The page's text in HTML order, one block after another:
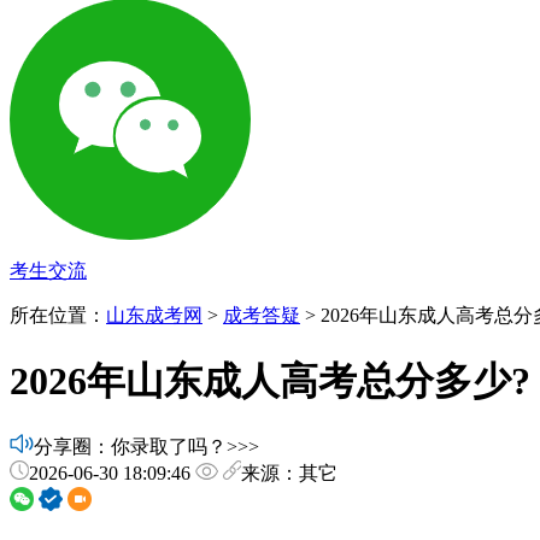
考生交流
所在位置： 山东成考网 > 成考答疑 > 2026年山东成人高考总分
2026年山东成人高考总分多少?
分享圈：你录取了吗？>>>
2026-06-30 18:09:46
来源：其它